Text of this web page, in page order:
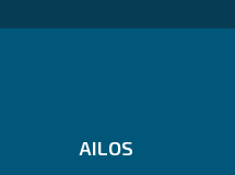
AILOS